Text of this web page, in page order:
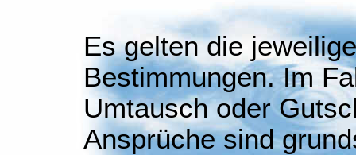
Es gelten die
Bestimmungen. Im
Umtausch oder
Ansprüche sind